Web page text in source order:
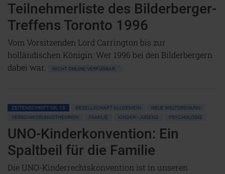
Teilnehmerliste des Bilderberger-
Treffens Toronto 1996
Vom Vorsitzenden Lord Carrington bis zur
holländischen Königin: Wer 1996 bei den Bilderbergern
dabei war.
NICHT ONLINE VERFÜGBAR
ZEITENSCHRIFT NR. 13 GESELLSCHAFT ALLGEMEIN
NEUE WELTORDNUNG
VERSCHWÖRUNGSTHEORIEN
FAMILIE KINDER • JUGEND PSYCHOLOGIE
UNO-Kinderkonvention: Ein
Spaltbeil für die Familie
Die UNO-Kinderrechtskonvention ist in unseren